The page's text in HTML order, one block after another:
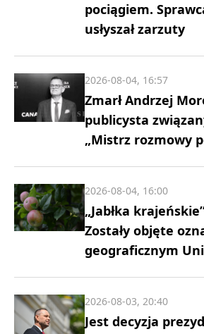
pociągiem.
usłyszał zarzuty
Zmarł Andrzej
publicysta
„Mistrz rozmowy
2026-08-04, 16:57
„Jabłka
Zostały objęte
geograficznym
2026-08-04, 16:00
Jest decyzja
2026-08-03, 20:40